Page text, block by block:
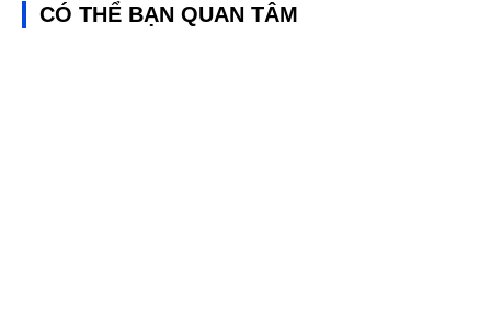
CÓ THỂ BẠN QUAN TÂM